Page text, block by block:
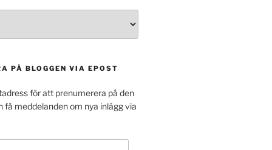
PÅ BLOGGEN VIA EPOST
för att prenumerera på den
få meddelanden om nya inlägg via